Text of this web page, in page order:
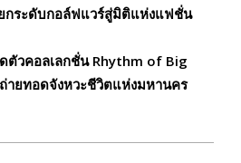
กระดับกอล์ฟแวร์สู่มิติแห่งแฟชั่น
ดตัวคอลเลกชั่น Rhythm of Big
ายทอดจังหวะชีวิตแห่งมหานคร